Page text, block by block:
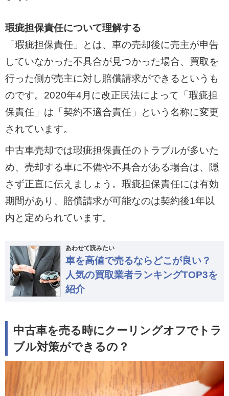
瑕疵担保責任について理解する
「瑕疵担保責任」とは、車の売却後に売主が申告
していなかった不具合が見つかった場合、買取を
行った側が売主に対し賠償請求ができるというも
のです。2020年4月に改正民法によって「瑕疵担
保責任」は「契約不適合責任」という名称に変更
されています。
中古車売却では瑕疵担保責任のトラブルが多いた
め、売却する車に不備や不具合がある場合は、隠
さず正直に伝えましょう。瑕疵担保責任には有効
期間があり、賠償請求が可能なのは契約後1年以
内と定められています。
あわせて読みたい
車を高値で売るならどこが良い？
人気の買取業者ランキングTOP3を
紹介
中古車を売る時にクーリングオフでトラ
ブル対策ができるの？